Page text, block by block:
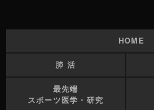
HOME
肺 活
最先端
スポーツ医学・研究